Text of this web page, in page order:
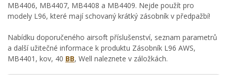
MB4406, MB4407, MB4408 a MB4409. Nejde použít pro
modely L96, které mají schovaný krátký zásobník v předpažbí!
Nabídku doporučeného airsoft příslušenství, seznam parametrů
a další užitečné informace k produktu Zásobník L96 AWS,
MB4401, kov, 40 BB, Well naleznete v záložkách.